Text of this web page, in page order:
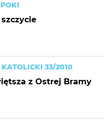
szczycie
33/2010
z Ostrej Bramy